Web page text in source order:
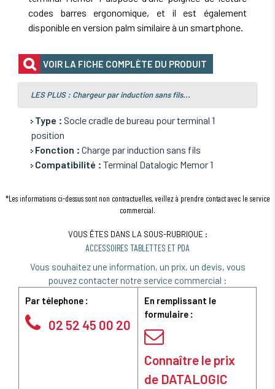
codes barres ergonomique, et il est également
disponible en version palm similaire à un smartphone.
VOIR LA FICHE COMPLÈTE DU PRODUIT
LES PLUS : Chargeur par induction sans fils...
Type : Socle cradle de bureau pour terminal 1
position
Fonction : Charge par induction sans fils
Compatibilité : Terminal Datalogic Memor 1
*Les informations ci-dessus sont non contractuelles, veillez à prendre contact avec le service
commercial.
VOUS ÊTES DANS LA SOUS-RUBRIQUE :
ACCESSOIRES TABLETTES ET PDA
Vous souhaitez une information, un prix, un devis, vous
pouvez contacter notre service commercial :
Par télephone :
02 52 45 00 20
En remplissant le
formulaire :
Connaître le prix
de DATALOGIC